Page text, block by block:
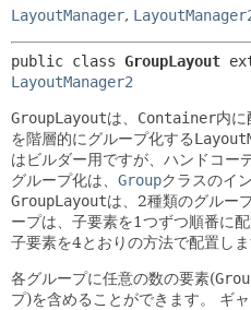
LayoutManager,
public class GroupLayout
LayoutManager2
GroupLayoutは、 Container内に
を階層的にグループ化する
はビルダー用ですが、ハンドコー
グループ化は、 Groupクラスのイ
GroupLayoutは、2種類のグルー
ープは、子要素を1つずつ順番に配
子要素を4とおりの方法で配置しま
各グループに任意の数の要素(
プ)を含めることができます。
ギ